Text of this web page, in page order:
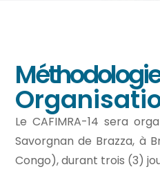
Le CAFIMRA-14 sera
Savorgnan de Brazza, à
Congo), durant trois (3)